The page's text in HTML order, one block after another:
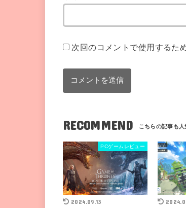
次回のコメントで使用するた
RECOMMEND
PCゲームレビュー
2024.09.13